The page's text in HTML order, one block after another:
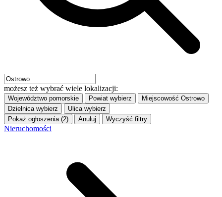
możesz też wybrać wiele lokalizacji:
Województwo pomorskie Powiat wybierz Miejscowość Ostrowo
Dzielnica wybierz Ulica wybierz
Pokaż ogłoszenia (2)
Anuluj Wyczyść filtry
Nieruchomości